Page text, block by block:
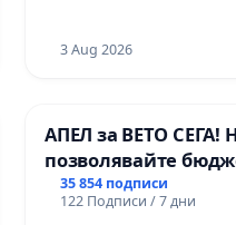
3 Aug 2026
АПЕЛ за ВЕТО СЕГА!
позволявайте
Радев да открадне
правата ни в
35 854 подписи
122 Подписи / 7 дни